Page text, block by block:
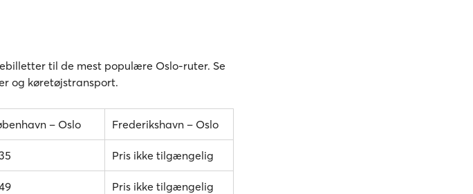
til de mest populære Oslo-ruter. Se
og køretøjstransport.
– Oslo Frederikshavn – Oslo
Pris ikke tilgængelig
Pris ikke tilgængelig